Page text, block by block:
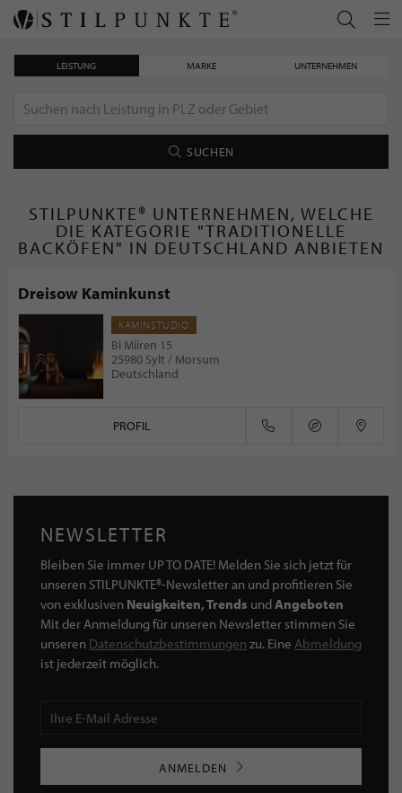
LEISTUNG MARKE UNTERNEHMEN
SUCHEN
STILPUNKTE® UNTERNEHMEN, WELCHE
DIE KATEGORIE "TRADITIONELLE
BACKÖFEN" IN DEUTSCHLAND ANBIETEN
Dreisow Kaminkunst
KAMINSTUDIO
Bi Miiren 15
25980 Sylt / Morsum
Deutschland
PROFIL
NEWSLETTER
Bleiben Sie immer UP TO DATE! Melden Sie sich jetzt für
unseren STILPUNKTE®-Newsletter an und profitieren Sie
von exklusiven Neuigkeiten, Trends undAngeboten
Mit der Anmeldung für unseren Newsletter stimmen Sie
unseren Datenschutzbestimmungen zu. Eine Abmeldung
ist jederzeit möglich.
ANMELDEN